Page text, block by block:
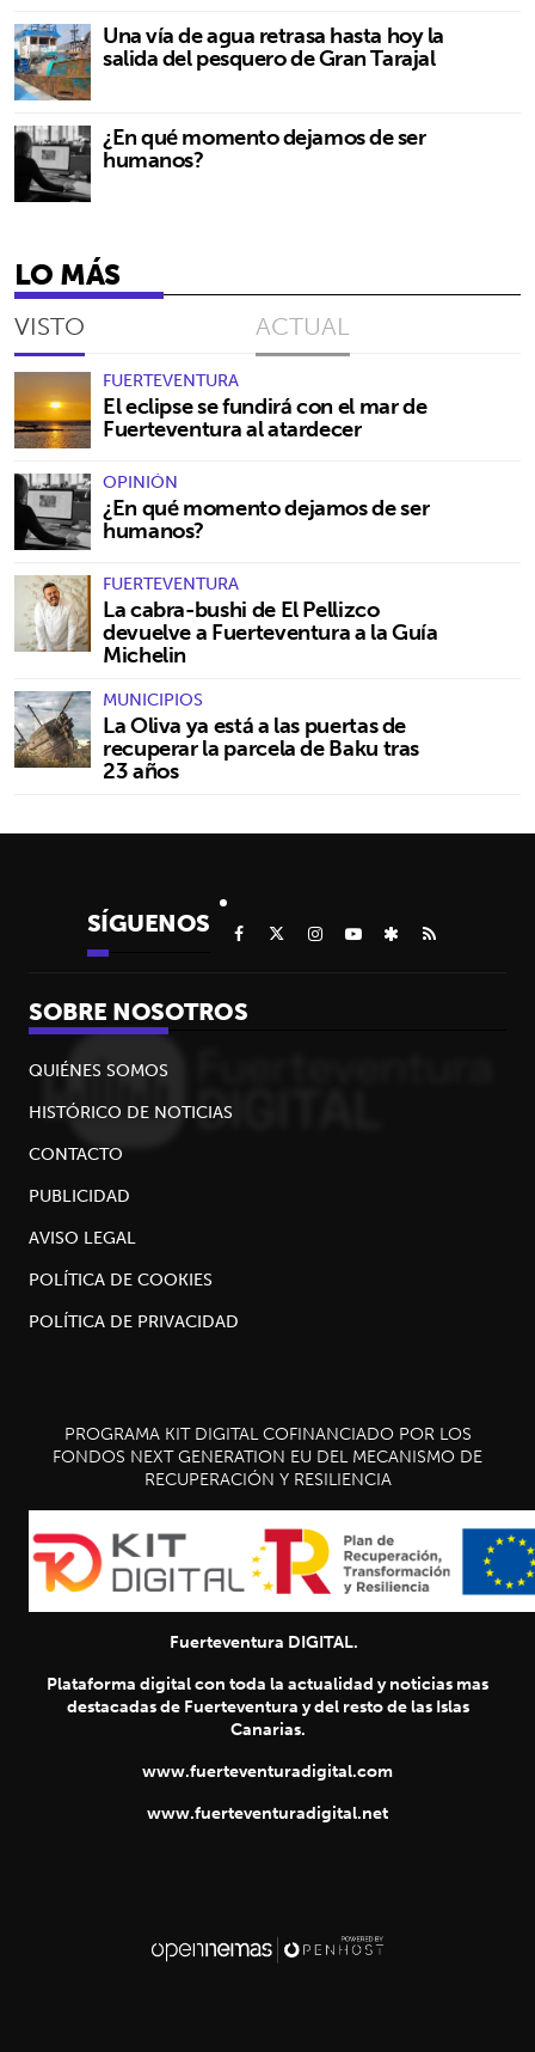
Una vía de agua retrasa hasta hoy la
salida del pesquero de Gran Tarajal
¿En qué momento dejamos de ser
humanos?
LO MÁS
VISTO ACTUAL
FUERTEVENTURA
El eclipse se fundirá con el mar de
Fuerteventura al atardecer
OPINIÓN
¿En qué momento dejamos de ser
humanos?
FUERTEVENTURA
La cabra-bushi de El Pellizco
devuelve a Fuerteventura a la Guía
Michelin
MUNICIPIOS
La Oliva ya está a las puertas de
recuperar la parcela de Baku tras
23 años
SÍGUENOS
SOBRE NOSOTROS
QUIÉNES SOMOS
HISTÓRICO DE NOTICIAS
CONTACTO
PUBLICIDAD
AVISO LEGAL
POLÍTICA DE COOKIES
POLÍTICA DE PRIVACIDAD
PROGRAMA KIT DIGITAL COFINANCIADO POR LOS
FONDOS NEXT GENERATION EU DEL MECANISMO DE
RECUPERACIÓN Y RESILIENCIA
Fuerteventura DIGITAL.
Plataforma digital con toda la actualidad y noticias mas
destacadas de Fuerteventura y del resto de las Islas
Canarias.
www.fuerteventuradigital.com
www.fuerteventuradigital.net